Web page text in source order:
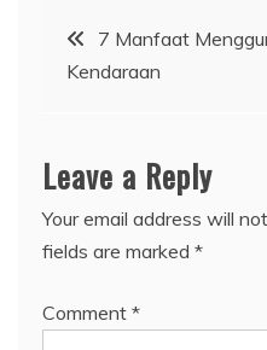
Post
navigation
7 Manfaat
Kendaraan
Leave a Reply
Your email address will
fields are marked *
Comment *